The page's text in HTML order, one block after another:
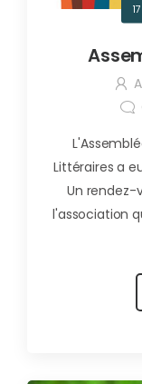
Littéraires a
Un rendez-
l'association